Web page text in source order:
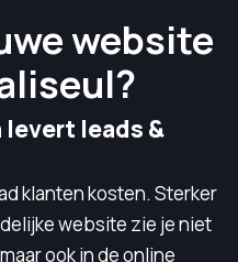
website
leads &
klanten kosten. Sterker
website zie je niet
ook in de online